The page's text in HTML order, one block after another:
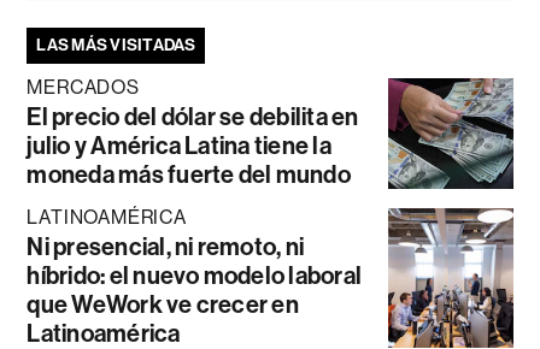
LAS MÁS VISITADAS
MERCADOS
El precio del dólar se debilita en
julio y América Latina tiene la
moneda más fuerte del mundo
LATINOAMÉRICA
Ni presencial, ni remoto, ni
híbrido: el nuevo modelo laboral
que WeWork ve crecer en
Latinoamérica